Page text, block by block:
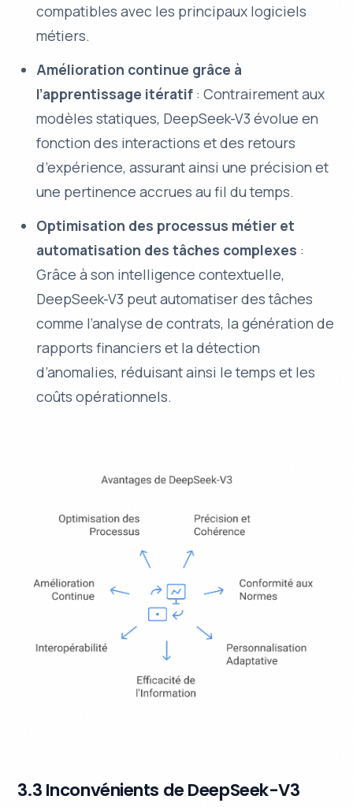
compatibles avec les principaux logiciels
métiers.
Amélioration continue grâce à
l’apprentissage itératif : Contrairement aux
modèles statiques, DeepSeek-V3 évolue en
fonction des interactions et des retours
d’expérience, assurant ainsi une précision et
une pertinence accrues au fil du temps.
Optimisation des processus métier et
automatisation des tâches complexes :
Grâce à son intelligence contextuelle,
DeepSeek-V3 peut automatiser des tâches
comme l’analyse de contrats, la génération de
rapports financiers et la détection
d’anomalies, réduisant ainsi le temps et les
coûts opérationnels.
3.3 Inconvénients de DeepSeek-V3